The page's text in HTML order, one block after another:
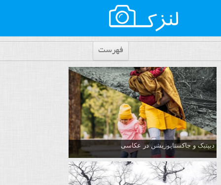
فهرست
دیپتیک و جاکستا‌پوزیشن در عکاسی